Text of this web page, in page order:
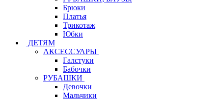
Брюки
Платья
Трикотаж
Юбки
ДЕТЯМ
АКСЕССУАРЫ
Галстуки
Бабочки
РУБАШКИ
Девочки
Мальчики